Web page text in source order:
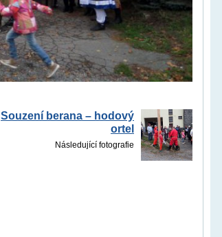
Souzení berana – hodový
ortel
Následující fotografie